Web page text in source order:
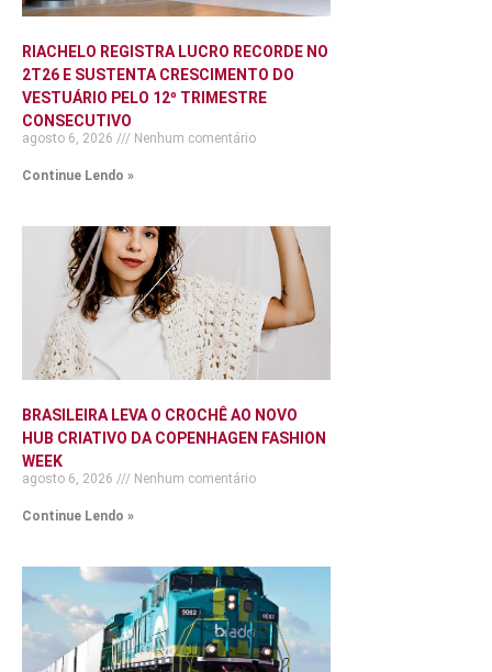
RIACHELO REGISTRA LUCRO RECORDE NO
2T26 E SUSTENTA CRESCIMENTO DO
VESTUÁRIO PELO 12º TRIMESTRE
CONSECUTIVO
agosto 6, 2026 Nenhum comentário
Continue Lendo »
BRASILEIRA LEVA O CROCHÊ AO NOVO
HUB CRIATIVO DA COPENHAGEN FASHION
WEEK
agosto 6, 2026 Nenhum comentário
Continue Lendo »